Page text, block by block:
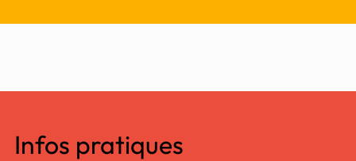
Infos pratiques